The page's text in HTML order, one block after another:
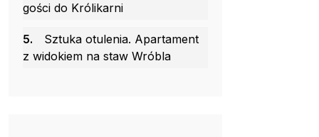
gości do Królikarni
5.
Sztuka otulenia. Apartament
z widokiem na staw Wróbla